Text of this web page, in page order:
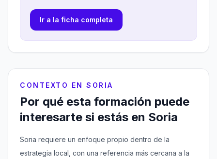
Ir a la ficha completa
CONTEXTO EN SORIA
Por qué esta formación puede
interesarte si estás en Soria
Soria requiere un enfoque propio dentro de la
estrategia local, con una referencia más cercana a la